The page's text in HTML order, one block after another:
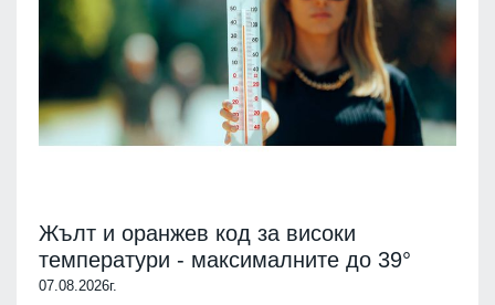
Жълт и оранжев код за високи
температури - максималните до 39°
07.08.2026г.